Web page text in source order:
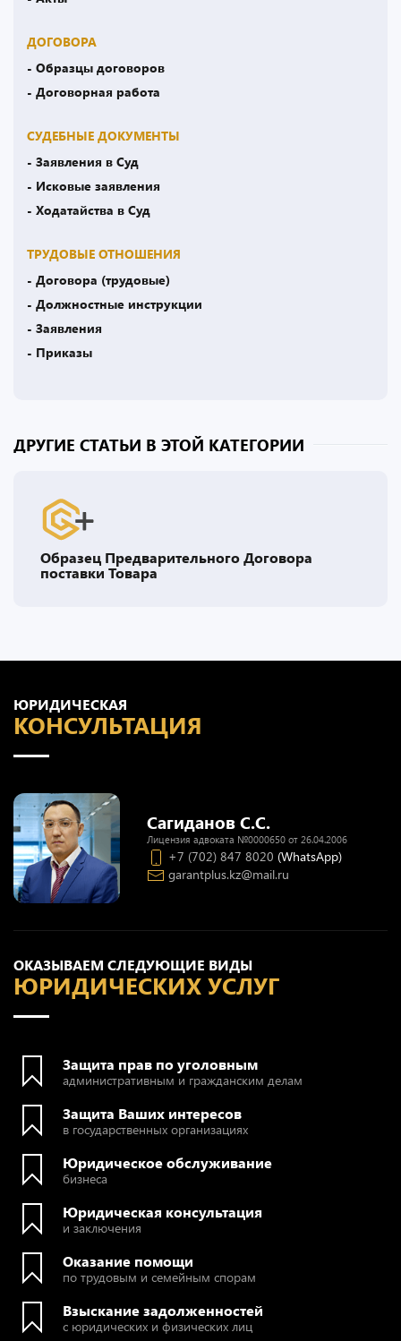
ДОГОВОРА
- Образцы договоров
- Договорная работа
СУДЕБНЫЕ ДОКУМЕНТЫ
- Заявления в Суд
- Исковые заявления
- Ходатайства в Суд
ТРУДОВЫЕ ОТНОШЕНИЯ
- Договора (трудовые)
- Должностные инструкции
- Заявления
- Приказы
ДРУГИЕ СТАТЬИ В ЭТОЙ КАТЕГОРИИ
Образец Предварительного Договора
поставки Товара
ОКАЗЫВАЕМ СЛЕДУЮЩИЕ ВИДЫ
ЮРИДИЧЕСКИХ УСЛУГ
Защита прав по уголовным
административным и гражданским делам
Защита Ваших интересов
в государственных организациях
Юридическое обслуживание
бизнеса
Юридическая консультация
и заключения
Оказание помощи
по трудовым и семейным спорам
Взыскание задолженностей
с юридических и физических лиц
ЮРИДИЧЕСКАЯ
КОНСУЛЬТАЦИЯ
Сагиданов С.С.
Лицензия адвоката №0000650 от 26.04.2006
+7 (702) 847 8020 (WhatsApp)
garantplus.kz@mail.ru